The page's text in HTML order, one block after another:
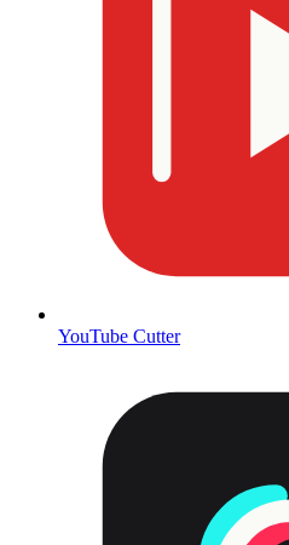
YouTube Cutter